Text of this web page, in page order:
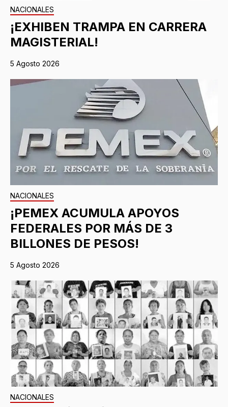
NACIONALES
¡EXHIBEN TRAMPA EN CARRERA
MAGISTERIAL!
5 Agosto 2026
NACIONALES
¡PEMEX ACUMULA APOYOS
FEDERALES POR MÁS DE 3
BILLONES DE PESOS!
5 Agosto 2026
NACIONALES